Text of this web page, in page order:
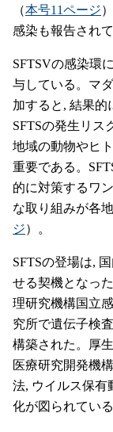
（本号11ページ
感染も報告されて
SFTSVの感染環
与している。マ
加すると, 結果的
SFTSの発生リス
地域の動物やヒ
重要である。
的に対策するワ
な取り組みが各
ジ）。
SFTSの登場は,
せる契機となっ
理研究機構国立
究所で遺伝子検
構築された。厚
医療研究開発機
法, ウイルス保有
化が図られている